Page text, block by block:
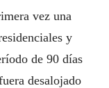
vez una
y
de 90 días
desalojado